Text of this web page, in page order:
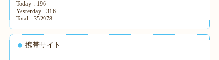
Today : 196
Yesterday : 316
Total : 352978
携帯サイト